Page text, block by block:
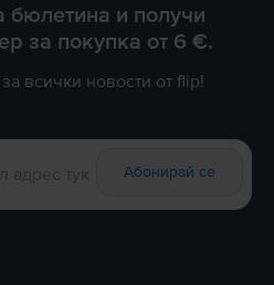
бюлетина и получи
за покупка от 6 €.
всички новости от flip!
Абонирай се